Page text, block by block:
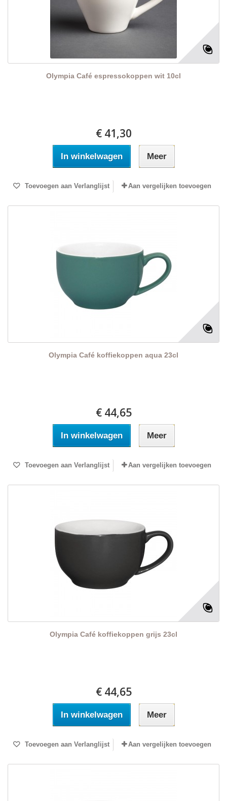
Olympia Café espressokoppen wit 10cl
€ 41,30
In winkelwagen Meer
Toevoegen aan Verlanglijst Aan vergelijken toevoegen
Olympia Café koffiekoppen aqua 23cl
€ 44,65
In winkelwagen Meer
Toevoegen aan Verlanglijst Aan vergelijken toevoegen
Olympia Café koffiekoppen grijs 23cl
€ 44,65
In winkelwagen Meer
Toevoegen aan Verlanglijst Aan vergelijken toevoegen